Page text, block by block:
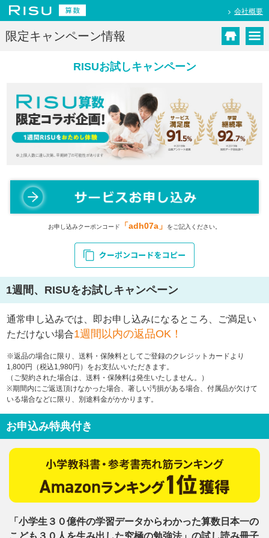
会社概要
限定キャンペーン情報
RISUお試しキャンペーン
お申し込みクーポンコード 「adh07a」 をご記入ください。
1週間、RISUをお試しキャンペーン
通常申し込みでは、即お申し込みになるところ、
ご満足い
ただけない場合1週間以内の返品OK！
※返品の場合に限り、送料・保険料としてご登録のクレジットカードより
1,800円（税込1,980円）をお支払いいただきます。
（ご契約された場合は、送料・保険料は発生いたしません。）
※期間内にご返送頂けなかった場合、著しい汚損がある場合、付属品が欠けて
いる場合などに限り、別途料金がかかります。
お申込み特典付き
「小学生３０億件の学習データからわかった算数日本一の
こども３０人を生み出した究極の勉強法」の試し読み冊子